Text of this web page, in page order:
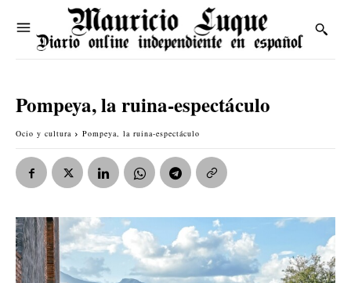
Pompeya, la ruina-espectáculo
Ocio y cultura Pompeya, la ruina-espectáculo